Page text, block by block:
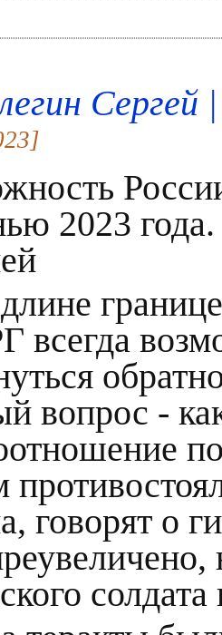
Сергей
2023
всегда
вопрос -
говорят о